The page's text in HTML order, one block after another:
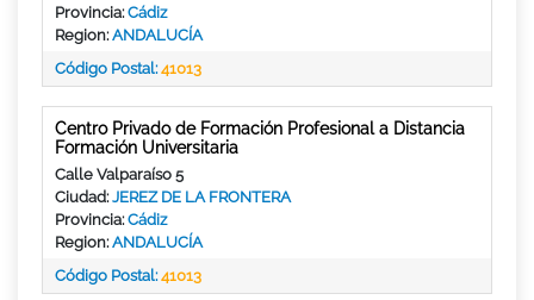
Provincia:Cádiz
Region:ANDALUCÍA
Código Postal:41013
Centro Privado de Formación Profesional a Distancia
Formación Universitaria
Calle Valparaíso 5
Ciudad:JEREZ DE LA FRONTERA
Provincia:Cádiz
Region:ANDALUCÍA
Código Postal:41013